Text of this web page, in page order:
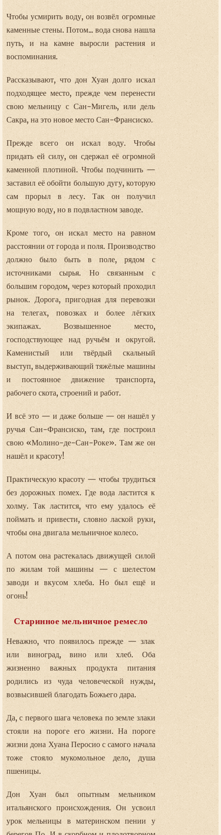
Чтобы усмирить воду, он возвёл огромные
каменные стены. Потом... вода снова нашла
путь, и на камне выросли растения и
воспоминания.
Рассказывают, что дон Хуан долго искал
подходящее место, прежде чем перенести
свою мельницу с Сан-Мигель, или дель
Сакра, на это новое место Сан-Франсиско.
Прежде всего он искал воду. Чтобы
придать ей силу, он сдержал её огромной
каменной плотиной. Чтобы подчинить —
заставил её обойти большую дугу, которую
сам прорыл в лесу. Так он получил
мощную воду, но в подвластном заводе.
Кроме того, он искал место на равном
расстоянии от города и поля. Производство
должно было быть в поле, рядом с
источниками сырья. Но связанным с
большим городом, через который проходил
рынок. Дорога, пригодная для перевозки
на телегах, повозках и более лёгких
экипажах. Возвышенное место,
господствующее над ручьём и округой.
Каменистый или твёрдый скальный
выступ, выдерживающий тяжёлые машины
и постоянное движение транспорта,
рабочего скота, строений и работ.
И всё это — и даже больше — он нашёл у
ручья Сан-Франсиско, там, где построил
свою «Молино-де-Сан-Роке». Там же он
нашёл и красоту!
Практическую красоту — чтобы трудиться
без дорожных помех. Где вода ластится к
холму. Так ластится, что ему удалось её
поймать и привести, словно лаской руки,
чтобы она двигала мельничное колесо.
А потом она растекалась движущей силой
по жилам той машины — с шелестом
заводи и вкусом хлеба. Но был ещё и
огонь!
Старинное мельничное ремесло
Неважно, что появилось прежде — злак
или виноград, вино или хлеб. Оба
жизненно важных продукта питания
родились из чуда человеческой нужды,
возвысившей благодать Божьего дара.
Да, с первого шага человека по земле злаки
стояли на пороге его жизни. На пороге
жизни дона Хуана Перосио с самого начала
тоже стояло мукомольное дело, душа
пшеницы.
Дон Хуан был опытным мельником
итальянского происхождения. Он усвоил
урок мельницы в материнском пении у